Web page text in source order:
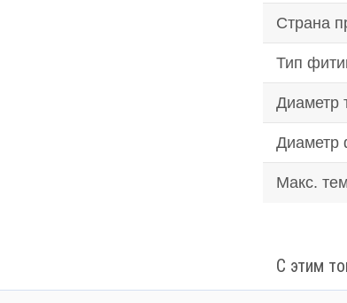
Страна
Тип
Диаметр
Диаметр
Макс.
С этим